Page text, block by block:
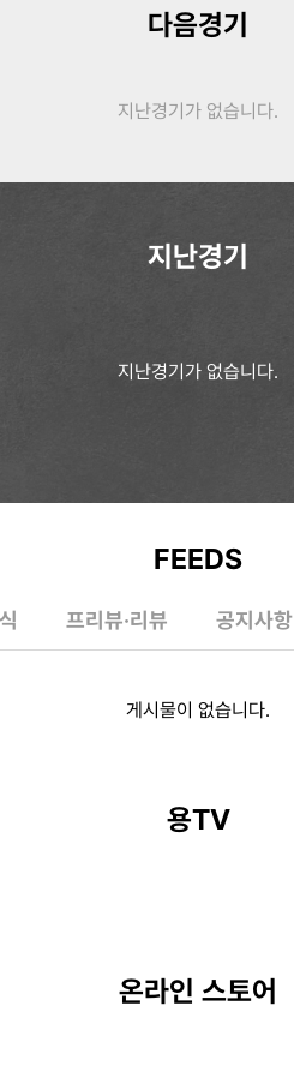
다음경기
지난경기가 없습니다.
지난경기
지난경기가 없습니다.
FEEDS
프리뷰·리뷰 공지사항
게시물이 없습니다.
용TV
온라인 스토어